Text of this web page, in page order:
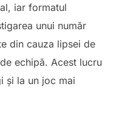
iar formatul
unui număr
din cauza lipsei de
echipă. Acest lucru
și la un joc mai